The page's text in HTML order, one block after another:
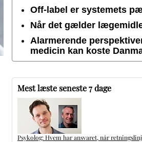
Off-label er systemets
Når det gælder
Alarmerende
medicin kan koste
Mest læste seneste 7 dage
Psykolog: Hvem har ansvaret, når